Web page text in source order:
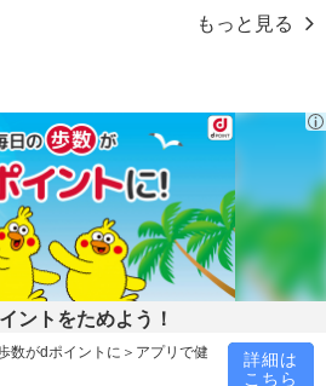
もっと見る
ントをためよう！
数がdポイントに＞アプリで健
詳細は
こちら